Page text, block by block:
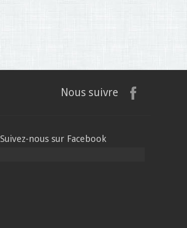
Nous suivre
Suivez-nous sur Facebook